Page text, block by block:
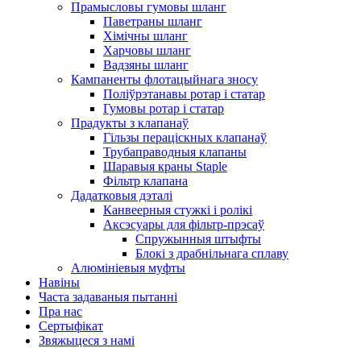
Прамысловы гумовы шланг
Паветраны шланг
Хімічны шланг
Харчовы шланг
Вадзяны шланг
Кампаненты флотацыйнага зносу
Поліўрэтанавы ротар і статар
Гумовы ротар і статар
Прадукты з клапанаў
Гільзы пераціскных клапанаў
Трубаправодныя клапаны
Шаравыя краны Staple
Фільтр клапана
Дадатковыя дэталі
Канвеерныя стужкі і ролікі
Аксэсуары для фільтр-прэсаў
Спружынныя штыфты
Блокі з драбнільнага сплаву
Алюмініевыя муфты
Навіны
Часта задаваныя пытанні
Пра нас
Сертыфікат
Звяжыцеся з намі